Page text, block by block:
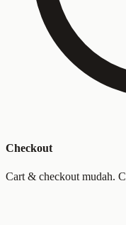
Checkout
Cart & checkout mudah.